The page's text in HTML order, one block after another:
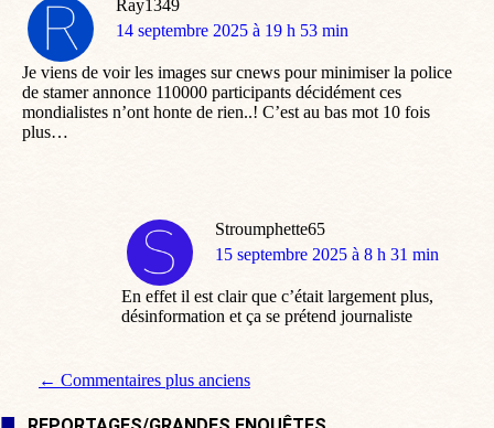
Ray1349
dit
14 septembre 2025 à 19 h 53 min
Je viens de voir les images sur cnews pour minimiser la police
de stamer annonce 110000 participants décidément ces
mondialistes n’ont honte de rien..! C’est au bas mot 10 fois
plus…
Stroumphette65
dit
15 septembre 2025 à 8 h 31 min
En effet il est clair que c’était largement plus,
désinformation et ça se prétend journaliste
Navigation de commentaire
← Commentaires plus anciens